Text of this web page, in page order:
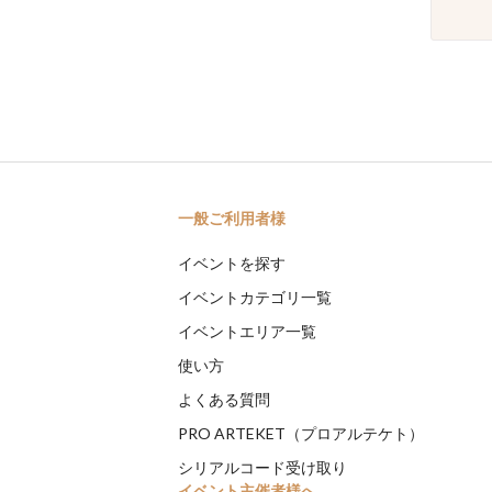
一般ご利用者様
イベントを探す
イベントカテゴリ一覧
イベントエリア一覧
使い方
よくある質問
PRO ARTEKET（プロアルテケト）
シリアルコード受け取り